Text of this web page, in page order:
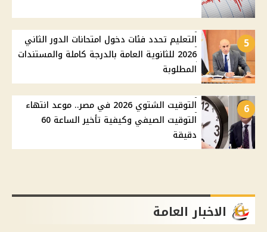
5
التعليم تحدد فئات دخول امتحانات الدور الثاني
2026 للثانوية العامة بالدرجة كاملة والمستندات
المطلوبة
6
التوقيت الشتوي 2026 في مصر.. موعد انتهاء
التوقيت الصيفي وكيفية تأخير الساعة 60
دقيقة
الاخبار العامة